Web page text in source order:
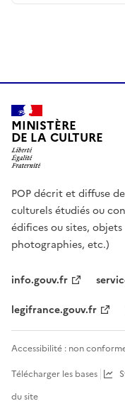
MINISTÈRE
DE LA CULTURE
POP décrit et diffuse
culturels étudiés ou
édifices ou sites,
photographies, etc.)
info.gouv.fr
legifrance.gouv.fr
Accessibilité : non
Télécharger les bases
du site